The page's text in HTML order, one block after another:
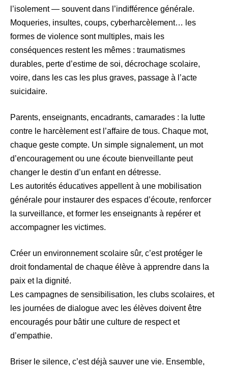
l’isolement — souvent dans l’indifférence générale.
Moqueries, insultes, coups, cyberharcèlement… les
formes de violence sont multiples, mais les
conséquences restent les mêmes : traumatismes
durables, perte d’estime de soi, décrochage scolaire,
voire, dans les cas les plus graves, passage à l’acte
suicidaire.
Parents, enseignants, encadrants, camarades : la lutte
contre le harcèlement est l’affaire de tous. Chaque mot,
chaque geste compte. Un simple signalement, un mot
d’encouragement ou une écoute bienveillante peut
changer le destin d’un enfant en détresse.
Les autorités éducatives appellent à une mobilisation
générale pour instaurer des espaces d’écoute, renforcer
la surveillance, et former les enseignants à repérer et
accompagner les victimes.
Créer un environnement scolaire sûr, c’est protéger le
droit fondamental de chaque élève à apprendre dans la
paix et la dignité.
Les campagnes de sensibilisation, les clubs scolaires, et
les journées de dialogue avec les élèves doivent être
encouragés pour bâtir une culture de respect et
d’empathie.
Briser le silence, c’est déjà sauver une vie. Ensemble,